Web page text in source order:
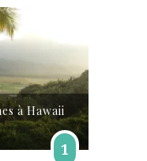
à Hawaii
1